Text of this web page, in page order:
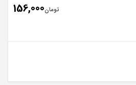
تومان156,000